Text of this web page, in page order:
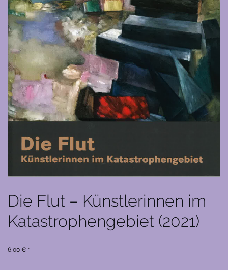
Die Flut – Künstlerinnen im
Katastrophengebiet (2021)
6,00 € *